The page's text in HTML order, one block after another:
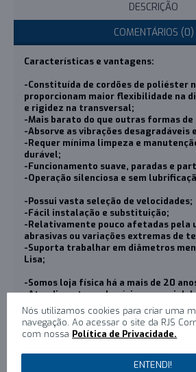
DESCRIÇÃO
COMENTÁRIOS (0)
Características e vantagens:
-Constituída de cordões de poliéster
proporcionam maior flexibilidade na
e rigidez na transversal;
-Mais barato do que outras formas
-Absorve as vibrações desagradáveis
-Requer mínima limpeza e
durável;
-Funcionamento suave, paradas e
-Operação silenciosa e sem
-Possui vasta seleção de velocidades;
-Fácil instalação e substituição;
-Relativamente pouco afetadas pela
abrasivas ou variações extremas de
-Suporta trabalhar em diâmetros
Lisa;
-Somos loja física há a mais de 20
-Atendimento em horário comercial
sexta-feira;
-Envio para todo país, conforme a
dos correios e transportadora;
-Após a confirmação do pagamento, o
despachado num prazo máximo de 48
Nós utilizamos cookies para criar uma
navegação. Ao acessar o site da RJS
com nossa Política de Privacidade.
ENTENDI!